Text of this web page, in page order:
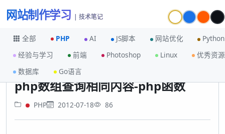
网站制作学习 | 技术笔记
全部 PHP AI JS脚本 网站优化
Python
经验与学习
前端 Photoshop Linux
优秀资源
数据库
Go语言
首页 PHP php数组查询相同内容-php函数
php数组查询相同内容-php函数
PHP 2012-07-18 86